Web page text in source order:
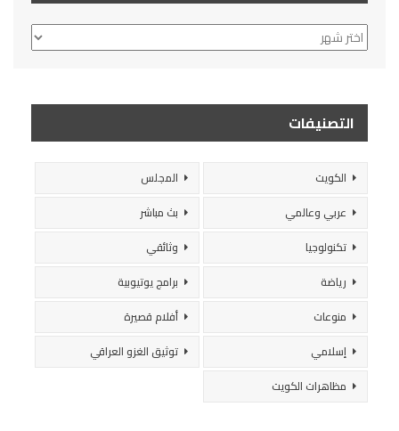
الأرشيف
التصنيفات
الكويت
المجلس
عربي وعالمي
بث مباشر
تكنولوجيا
وثائقي
رياضة
برامج يوتيوبية
منوعات
أفلام قصيرة
إسلامي
توثيق الغزو العراقي
مظاهرات الكويت